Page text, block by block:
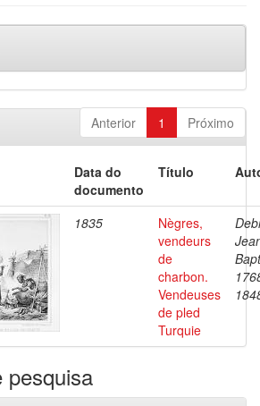
Anterior 1 Próximo
Data do
documento
Título
1835
Nègres,
vendeurs
de
charbon.
Vendeuses
de pled
Turquie
pesquisa